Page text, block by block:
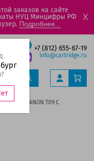
заказов на сайте
НУЦ Минцифры РФ
Подробнее...
X
+7 (812) 655-67-19
info@cartridge.ru
CANON T09 C